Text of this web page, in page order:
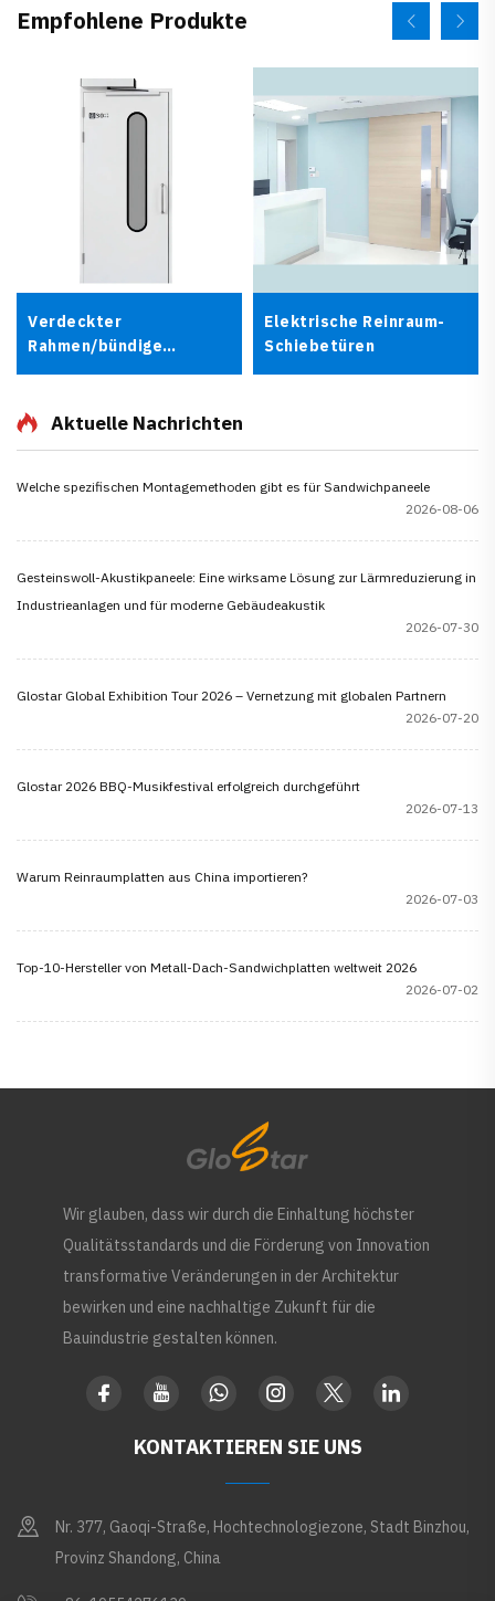
Empfohlene Produkte
Verdeckter
Rahmen/bündige
Reinraumtür
Elektrische Reinraum-
Schiebetüren
Aktuelle Nachrichten
Welche spezifischen Montagemethoden gibt es für Sandwichpaneele
2026-08-06
Gesteinswoll-Akustikpaneele: Eine wirksame Lösung zur Lärmreduzierung in
Industrieanlagen und für moderne Gebäudeakustik
2026-07-30
Glostar Global Exhibition Tour 2026 – Vernetzung mit globalen Partnern
2026-07-20
Glostar 2026 BBQ-Musikfestival erfolgreich durchgeführt
2026-07-13
Warum Reinraumplatten aus China importieren?
2026-07-03
Top-10-Hersteller von Metall-Dach-Sandwichplatten weltweit 2026
2026-07-02
Wir glauben, dass wir durch die Einhaltung höchster
Qualitätsstandards und die Förderung von Innovation
transformative Veränderungen in der Architektur
bewirken und eine nachhaltige Zukunft für die
Bauindustrie gestalten können.
KONTAKTIEREN SIE UNS
Nr. 377, Gaoqi-Straße, Hochtechnologiezone, Stadt Binzhou,
Provinz Shandong, China